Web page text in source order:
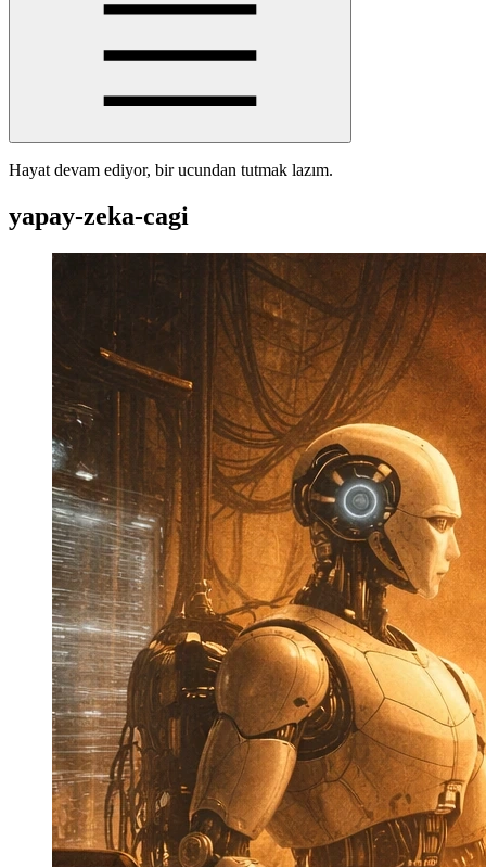
Hayat devam ediyor, bir ucundan tutmak lazım.
yapay-zeka-cagi